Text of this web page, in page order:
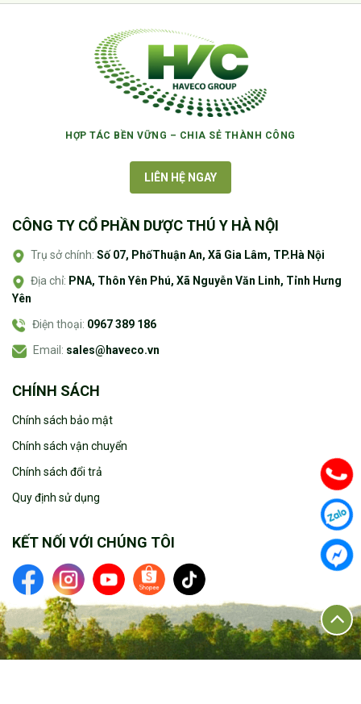
HỢP TÁC BỀN VỮNG – CHIA SẺ THÀNH CÔNG
LIÊN HỆ NGAY
CÔNG TY CỔ PHẦN DƯỢC THÚ Y HÀ NỘI
Trụ sở chính:Số 07, PhốThuận An, Xã Gia Lâm, TP.Hà Nội
Địa chỉ: PNA, Thôn Yên Phú, Xã Nguyễn Văn Linh, Tỉnh Hưng
Yên
Điện thoại: 0967 389 186
Email: sales@haveco.vn
CHÍNH SÁCH
Chính sách bảo mật
Chính sách vận chuyển
Chính sách đổi trả
Quy định sử dụng
KẾT NỐI VỚI CHÚNG TÔI